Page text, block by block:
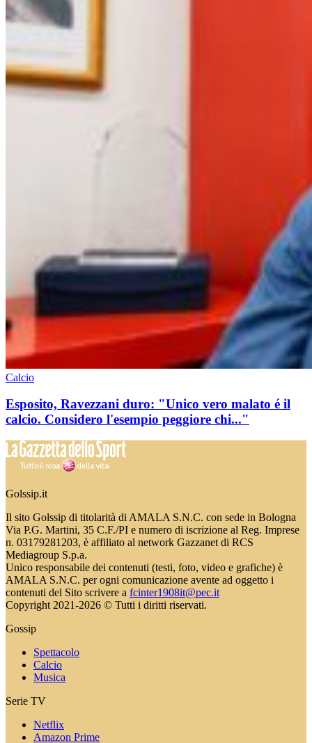
Calcio
Esposito, Ravezzani duro: "Unico vero malato é il
calcio. Considero l'esempio peggiore chi..."
Golssip.it
Il sito Golssip di titolarità di AMALA S.N.C. con sede in Bologna
Via P.G. Martini, 35 C.F./PI e numero di iscrizione al Reg. Imprese
n. 03179281203, è affiliato al network Gazzanet di RCS
Mediagroup S.p.a.
Unico responsabile dei contenuti (testi, foto, video e grafiche) è
AMALA S.N.C. per ogni comunicazione avente ad oggetto i
contenuti del Sito scrivere a fcinter1908it@pec.it
Copyright 2021-2026 © Tutti i diritti riservati.
Gossip
Spettacolo
Calcio
Musica
Serie TV
Netflix
Amazon Prime